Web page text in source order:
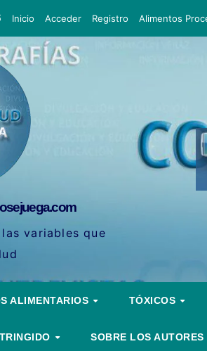
Inicio Acceder Registro Alimentos
variables que
ALIMENTARIOS TÓXICOS
SOBRE LOS AUTORES